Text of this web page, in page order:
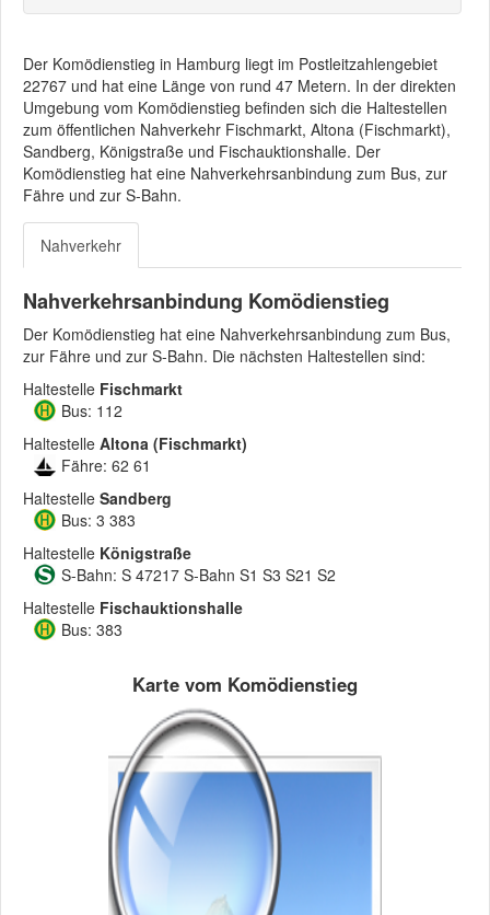
Der Komödienstieg in Hamburg liegt im Postleitzahlengebiet
22767 und hat eine Länge von rund 47 Metern. In der direkten
Umgebung vom Komödienstieg befinden sich die Haltestellen
zum öffentlichen Nahverkehr Fischmarkt, Altona (Fischmarkt),
Sandberg, Königstraße und Fischauktionshalle. Der
Komödienstieg hat eine Nahverkehrsanbindung zum Bus, zur
Fähre und zur S-Bahn.
Nahverkehr
Nahverkehrsanbindung Komödienstieg
Der Komödienstieg hat eine Nahverkehrsanbindung zum Bus,
zur Fähre und zur S-Bahn. Die nächsten Haltestellen sind:
Haltestelle Fischmarkt
Bus: 112
Haltestelle Altona (Fischmarkt)
Fähre: 62 61
Haltestelle Sandberg
Bus: 3 383
Haltestelle Königstraße
S-Bahn: S 47217 S-Bahn S1 S3 S21 S2
Haltestelle Fischauktionshalle
Bus: 383
Karte vom Komödienstieg